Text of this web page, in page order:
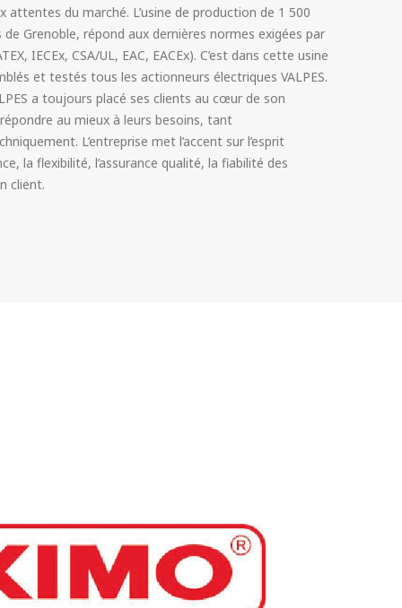
attentes du marché. L’usine de production de 1 500
Grenoble, répond aux dernières normes exigées par
IECEx, CSA/UL, EAC, EACEx). C’est dans cette usine
et testés tous les actionneurs électriques VALPES.
a toujours placé ses clients au cœur de son
au mieux à leurs besoins, tant
L’entreprise met l’accent sur l’esprit
la flexibilité, l’assurance qualité, la fiabilité des
client.